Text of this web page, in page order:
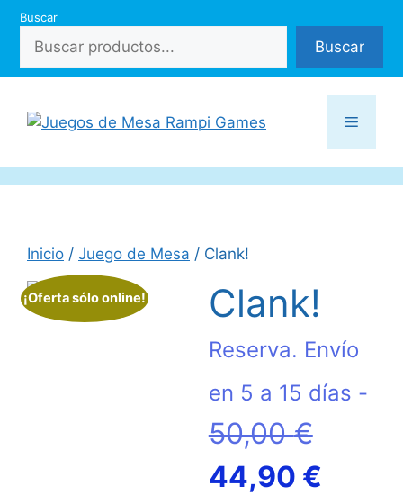
Saltar
contenido
Buscar
Buscar
Menú
Inicio / Juego de Mesa / Clank!
¡Oferta sólo online! Clank!
Reserva. Envío
en 5 a 15 días -
50,00€El
precio
44,90 €